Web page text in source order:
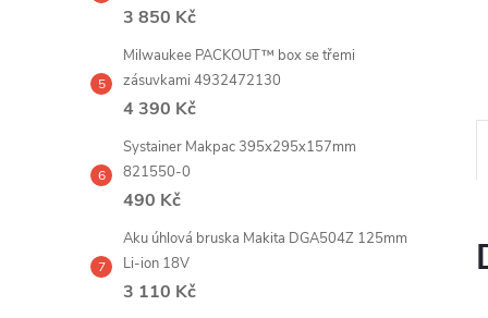
3 850 Kč
Milwaukee PACKOUT™ box se třemi
zásuvkami 4932472130
4 390 Kč
Systainer Makpac 395x295x157mm
821550-0
490 Kč
Aku úhlová bruska Makita DGA504Z 125mm
Li-ion 18V
3 110 Kč